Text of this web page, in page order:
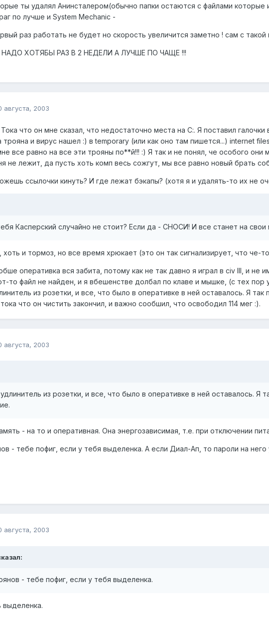
ты удалял Анинсталером(обычно папки остаются с файлами
по лучше и System Mechanic -
раз работать не будет но скорость увеличится заметно ! сам с
ХОТЯБЫ РАЗ В 2 НЕДЕЛИ А ЛУЧШЕ ПО ЧАЩЕ !!!
августа, 2003
что он мне сказал, что недостаточно места на С:. Я поставил
и вирус нашел :) в temporary (или как оно там пишется...) internet
все равно на все эти трояны по**й!!! :) Я так и не понял, че особого они
не лежит, да пусть хоть комп весь сожгут, мы все равно новый брать
ссылочки кинуть? И где лежат бэкапы? (хотя я и удалять-то их не
Касперский случайно не стоит? Если да - СНОСИ! И все станет на свои
хоть и тормоз, но все время хрюкает (это он так сигнализирует, что че-
оперативка вся забита, потому как не так давно я играл в civ III, и не
то файл не найден, и я вбешенстве долбал по клаве и мышке, (с тех
из розетки, и все, что было в оперативке в ней оставалось. Я
что он чистить закончил, и важно сообшил, что освободил 114 мег :).
августа, 2003
из розетки, и все, что было в оперативке в ней оставалось.
- на то и оперативная. Она энергозависимая, т.е. при отключении
- тебе пофиг, если у тебя выделенка. А если Диал-Ап, то пароли на
августа, 2003
- тебе пофиг, если у тебя выделенка.
выделенка.